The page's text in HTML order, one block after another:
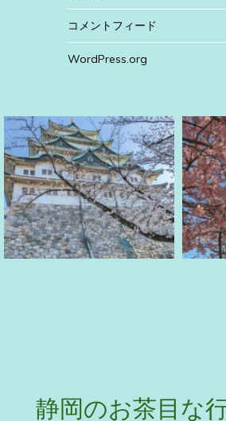
コメントフィード
WordPress.org
静岡のお茶目な